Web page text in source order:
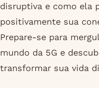
disruptiva e como ela
positivamente sua
Prepare-se para
mundo da 5G e
transformar sua vida